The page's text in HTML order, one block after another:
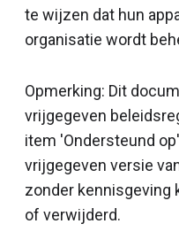
te wijzen dat hun
organisatie wordt
Opmerking: Dit
vrijgegeven
item 'Ondersteund
vrijgegeven versie
zonder kennisgeving
of verwijderd.